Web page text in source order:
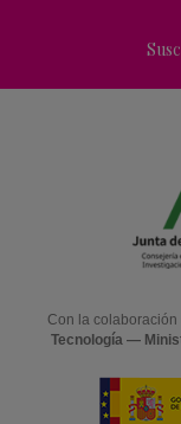
Con la colaboración
Tecnología —